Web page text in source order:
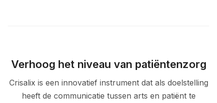
Verhoog het niveau van patiëntenzorg
Crisalix is een innovatief instrument dat als doelstelling
heeft de communicatie tussen arts en patiënt te